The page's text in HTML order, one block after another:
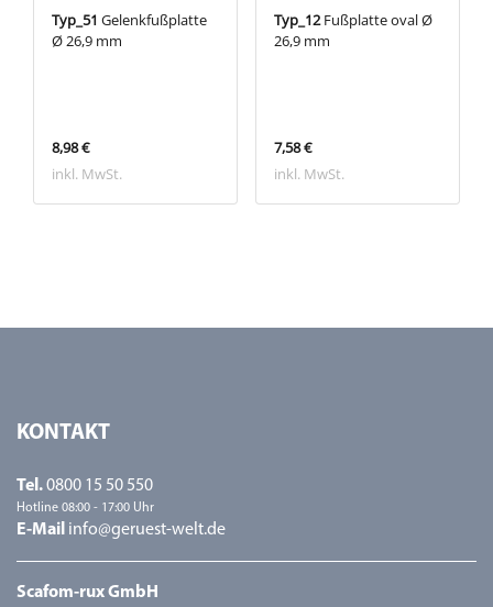
Typ_51 Gelenkfußplatte
Ø 26,9 mm
8,98 €
inkl. MwSt.
Typ_12Fußplatte oval Ø
26,9 mm
7,58 €
inkl. MwSt.
KONTAKT
Tel.0800 15 50 550
Hotline 08:00 - 17:00 Uhr
E-Mail info@geruest-welt.de
Scafom-rux GmbH